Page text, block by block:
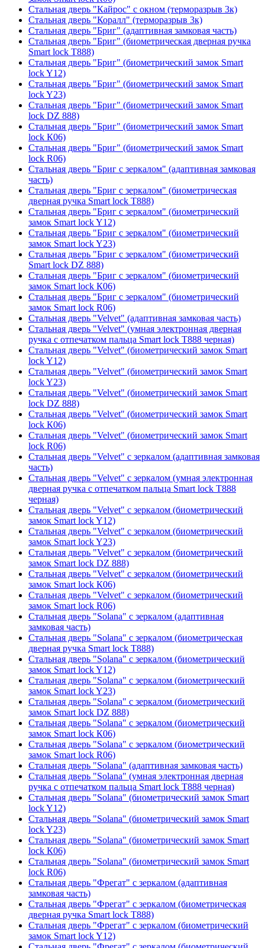
Стальная дверь "Кайрос" с окном (терморазрыв 3к)
Стальная дверь "Коралл" (терморазрыв 3к)
Стальная дверь "Бриг" (адаптивная замковая часть)
Стальная дверь "Бриг" (биометрическая дверная ручка
Smart lock T888)
Стальная дверь "Бриг" (биометрический замок Smart
lock Y12)
Стальная дверь "Бриг" (биометрический замок Smart
lock Y23)
Стальная дверь "Бриг" (биометрический замок Smart
lock DZ 888)
Стальная дверь "Бриг" (биометрический замок Smart
lock К06)
Стальная дверь "Бриг" (биометрический замок Smart
lock R06)
Стальная дверь "Бриг с зеркалом" (адаптивная замковая
часть)
Стальная дверь "Бриг с зеркалом" (биометрическая
дверная ручка Smart lock T888)
Стальная дверь "Бриг с зеркалом" (биометрический
замок Smart lock Y12)
Стальная дверь "Бриг с зеркалом" (биометрический
замок Smart lock Y23)
Стальная дверь "Бриг с зеркалом" (биометрический
Smart lock DZ 888)
Стальная дверь "Бриг с зеркалом" (биометрический
замок Smart lock К06)
Стальная дверь "Бриг с зеркалом" (биометрический
замок Smart lock R06)
Стальная дверь "Velvet" (адаптивная замковая часть)
Стальная дверь "Velvet" (умная электронная дверная
ручка с отпечатком пальца Smart lock T888 черная)
Стальная дверь "Velvet" (биометрический замок Smart
lock Y12)
Стальная дверь "Velvet" (биометрический замок Smart
lock Y23)
Стальная дверь "Velvet" (биометрический замок Smart
lock DZ 888)
Стальная дверь "Velvet" (биометрический замок Smart
lock К06)
Стальная дверь "Velvet" (биометрический замок Smart
lock R06)
Стальная дверь "Velvet" с зеркалом (адаптивная замковая
часть)
Стальная дверь "Velvet" с зеркалом (умная электронная
дверная ручка с отпечатком пальца Smart lock T888
черная)
Стальная дверь "Velvet" с зеркалом (биометрический
замок Smart lock Y12)
Стальная дверь "Velvet" с зеркалом (биометрический
замок Smart lock Y23)
Стальная дверь "Velvet" с зеркалом (биометрический
замок Smart lock DZ 888)
Стальная дверь "Velvet" с зеркалом (биометрический
замок Smart lock К06)
Стальная дверь "Velvet" с зеркалом (биометрический
замок Smart lock R06)
Стальная дверь "Solana" с зеркалом (адаптивная
замковая часть)
Стальная дверь "Solana" с зеркалом (биометрическая
дверная ручка Smart lock T888)
Стальная дверь "Solana" с зеркалом (биометрический
замок Smart lock Y12)
Стальная дверь "Solana" с зеркалом (биометрический
замок Smart lock Y23)
Стальная дверь "Solana" с зеркалом (биометрический
замок Smart lock DZ 888)
Стальная дверь "Solana" с зеркалом (биометрический
замок Smart lock К06)
Стальная дверь "Solana" с зеркалом (биометрический
замок Smart lock R06)
Стальная дверь "Solana" (адаптивная замковая часть)
Стальная дверь "Solana" (умная электронная дверная
ручка с отпечатком пальца Smart lock T888 черная)
Стальная дверь "Solana" (биометрический замок Smart
lock Y12)
Стальная дверь "Solana" (биометрический замок Smart
lock Y23)
Стальная дверь "Solana" (биометрический замок Smart
lock К06)
Стальная дверь "Solana" (биометрический замок Smart
lock R06)
Стальная дверь "Фрегат" с зеркалом (адаптивная
замковая часть)
Стальная дверь "Фрегат" с зеркалом (биометрическая
дверная ручка Smart lock T888)
Стальная дверь "Фрегат" с зеркалом (биометрический
замок Smart lock Y12)